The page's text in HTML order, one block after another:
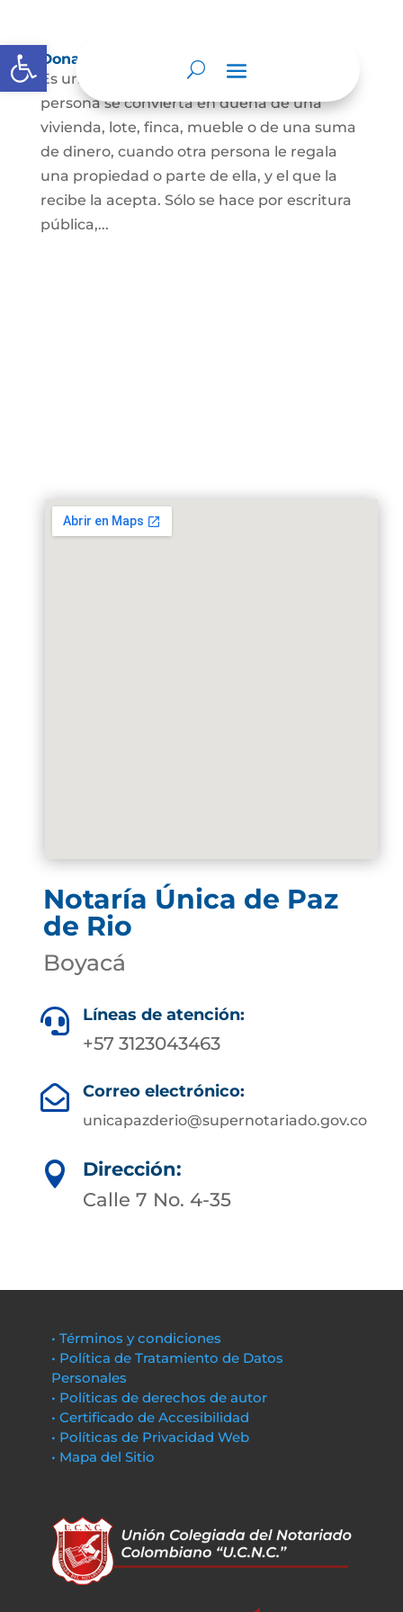
Abrir barra de herramientas
Donación
Es uno de los contratos cuyo fin es que una
persona se convierta en dueña de una
vivienda, lote, finca, mueble o de una suma
de dinero, cuando otra persona le regala
una propiedad o parte de ella, y el que la
recibe la acepta. Sólo se hace por escritura
pública,...
Notaría Única de Paz
de Rio
Boyacá
 Líneas de atención:
+57 3123043463
 Correo electrónico:
unicapazderio@supernotariado.gov.co

Dirección:
Calle 7 No. 4-35
• Términos y condiciones
• Política de Tratamiento de Datos
Personales
• Políticas de derechos de autor
• Certificado de Accesibilidad
• Políticas de Privacidad Web
• Mapa del Sitio